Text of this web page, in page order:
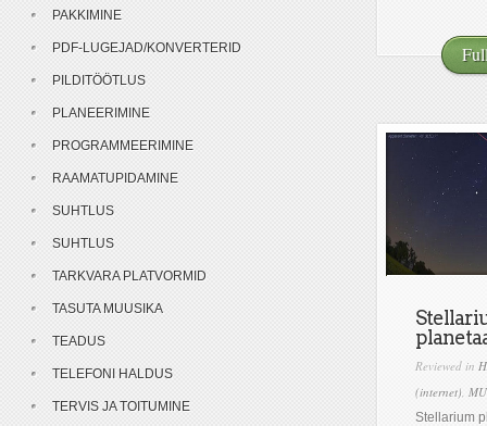
Reviewed in
(internet),
Stellarium
PAKKIMINE
PDF-LUGEJAD/KONVERTERID
PILDITÖÖTLUS
PLANEERIMINE
PROGRAMMEERIMINE
RAAMATUPIDAMINE
SUHTLUS
SUHTLUS
TARKVARA PLATVORMID
TASUTA MUUSIKA
TEADUS
TELEFONI HALDUS
TERVIS JA TOITUMINE